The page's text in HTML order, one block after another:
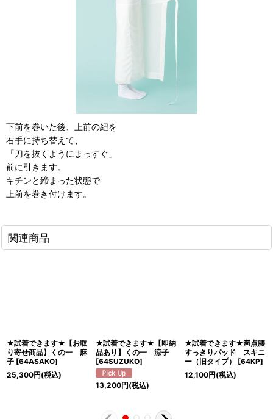
下前を巻いた後、上前の紐を
右手に持ち替えて、
「刀を抜くようにまっすぐ」
前に引きます。
キチンと締まった状態で
上前を巻き付けます。
関連商品
★試着できます★【お取
り寄せ商品】くの一 麻
子 [64ASAKO]
25,300円(税込)
★試着できます★【即納
品あり】くの一 涼子
[64SUZUKO]
13,200円(税込)
★試着できます★満点腰
すっきりパッド スキニ
ー（旧タイプ）
[64KP]
12,100円(税込)